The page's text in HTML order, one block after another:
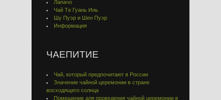
Лапачо
Чай Тe Гуaнь Инь
Шу Пуэр и Шен Пуэр
Информация
ЧАЕПИТИЕ
Чай, который предпочитают в России
Значение чайной церемонии в стране
восходящего солнца
Помещение для проведения чайной церемонии в